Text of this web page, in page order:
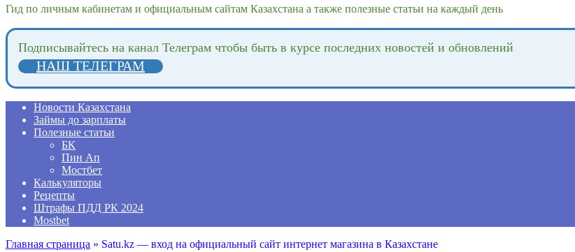
Гид по личным кабинетам и официальным сайтам Казахстана а также полезные статьи на каждый день
Подпиcывайтесь на канал Телеграм чтобы быть в курсе последних новостей и обновлений
НАШ ТЕЛЕГРАМ
Новости Казахстана
Займы до зарплаты
Полезные статьи
БК
Пин Ап
Мостбет
Калькуляторы
Рецепты
Штрафы ПДД РК 2024
Mostbet
Главная страница » Satu.kz — вход на официальный сайт интернет магазина в Казахстане